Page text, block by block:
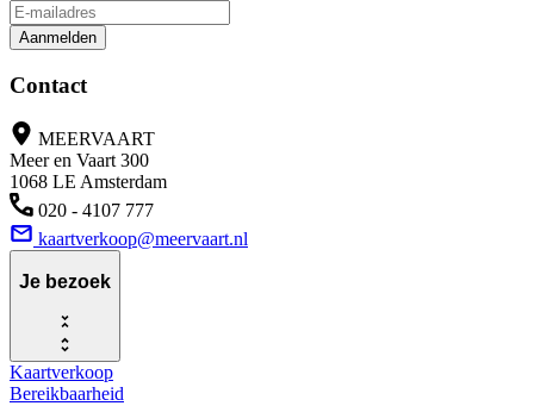
Aanmelden
Contact
MEERVAART
Meer en Vaart 300
1068 LE Amsterdam
020 - 4107 777
kaartverkoop@meervaart.nl
Je bezoek
Kaartverkoop
Bereikbaarheid